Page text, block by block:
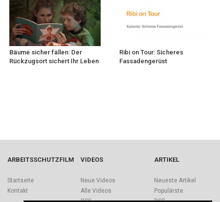
Bäume sicher fällen: Der
Rückzugsort sichert Ihr Leben
Ribi on Tour: Sicheres
Fassadengerüst
ARBEITSSCHUTZFILM
Startseite
Kontakt
VIDEOS
Neue Videos
Alle Videos
ARTIKEL
Neueste Artikel
Populärste